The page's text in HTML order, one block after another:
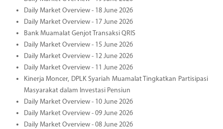
Daily Market Overview - 18 June 2026
Daily Market Overview - 17 June 2026
Bank Muamalat Genjot Transaksi QRIS
Daily Market Overview - 15 June 2026
Daily Market Overview - 12 June 2026
Daily Market Overview - 11 June 2026
Kinerja Moncer, DPLK Syariah Muamalat Tingkatkan Partisipasi
Masyarakat dalam Investasi Pensiun
Daily Market Overview - 10 June 2026
Daily Market Overview - 09 June 2026
Daily Market Overview - 08 June 2026